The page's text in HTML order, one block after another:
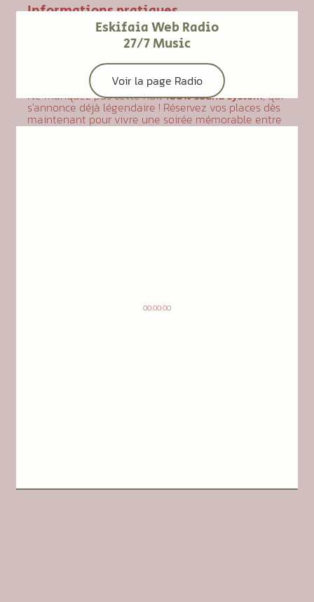
Informations pratiques
Vendredi 28 mars 2025
21h00 - 02h00
Le Magnéto, Bayonne
Billetterie : Infos et réservations sur
eskifaia.com
Ne manquez pas cette nuit100% sound system, qui
s'annonce déjà légendaire ! Réservez vos places dès
maintenant pour vivre une soirée mémorable entre
passionnés dereggaeetdub.
Eskifaia Web Radio
27/7 Music
Voir la page Radio
00:00:00